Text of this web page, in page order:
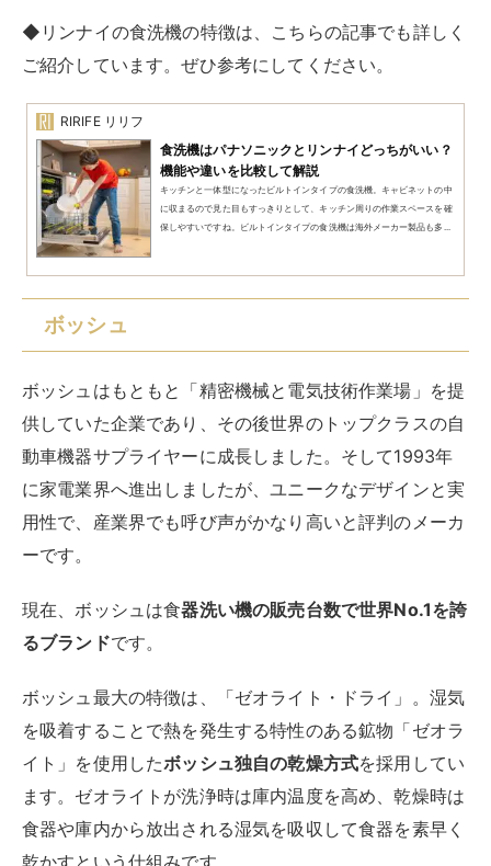
◆リンナイの食洗機の特徴は、こちらの記事でも詳しく
ご紹介しています。ぜひ参考にしてください。
RIRIFE リリフ
食洗機はパナソニックとリンナイどっちがいい？
機能や違いを比較して解説
キッチンと一体型になったビルトインタイプの食洗機。キャビネットの中
に収まるので見た目もすっきりとして、キッチン周りの作業スペースを確
保しやすいですね。ビルトインタイプの食洗機は海外メーカー製品も多...
ボッシュ
ボッシュはもともと「精密機械と電気技術作業場」を提
供していた企業であり、その後世界のトップクラスの自
動車機器サプライヤーに成長しました。そして1993年
に家電業界へ進出しましたが、ユニークなデザインと実
用性で、産業界でも呼び声がかなり高いと評判のメーカ
ーです。
現在、ボッシュは食器洗い機の販売台数で世界No.1を誇
るブランドです。
ボッシュ最大の特徴は、「ゼオライト・ドライ」。湿気
を吸着することで熱を発生する特性のある鉱物「ゼオラ
イト」を使用したボッシュ独自の乾燥方式を採用してい
ます。ゼオライトが洗浄時は庫内温度を高め、乾燥時は
食器や庫内から放出される湿気を吸収して食器を素早く
乾かすという仕組みです。